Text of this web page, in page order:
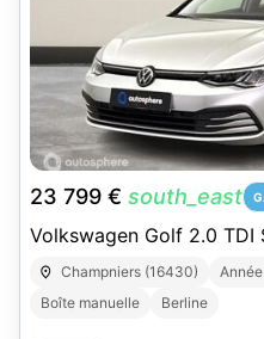
23 799 € south_east
Volkswagen Golf 2.0 TDI
Champniers (16430)
Boîte manuelle
Berline